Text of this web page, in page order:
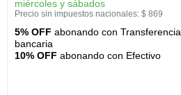
miércoles y sábados
Precio sin impuestos nacionales: $ 869
5% OFF abonando con Transferencia
bancaria
10% OFF abonando con Efectivo